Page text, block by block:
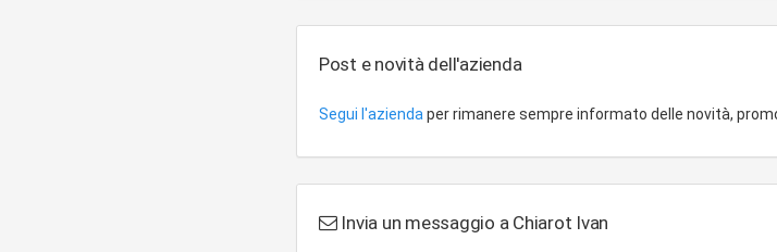
Post e novità dell'azienda
Segui l'azienda per rimanere sempre informato delle novità,
Invia un messaggio a Chiarot Ivan